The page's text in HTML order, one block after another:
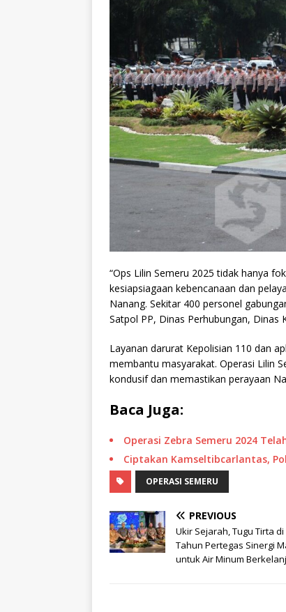
“Ops Lilin Semeru 2025 tidak hanya
kesiapsiagaan kebencanaan dan
Nanang. Sekitar 400 personel
Satpol PP, Dinas Perhubungan,
Layanan darurat Kepolisian 110 dan
membantu masyarakat. Operasi Lilin
kondusif dan memastikan perayaan
Baca Juga:
Operasi Zebra Semeru 2024
Ciptakan Kamseltibcarlantas,
OPERASI SEMERU
PREVIOUS
Ukir Sejarah, Tugu Tirta di
Tahun Pertegas Sinergi
untuk Air Minum